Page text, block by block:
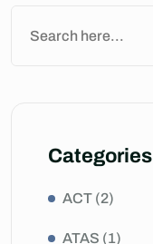
Categories
ACT (2)
ATAS (1)